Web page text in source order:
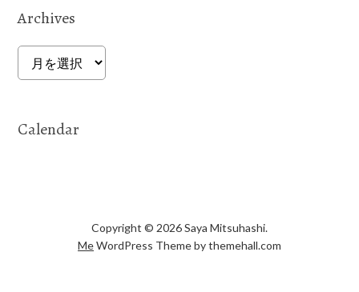
Archives
Archives
Calendar
Copyright © 2026 Saya Mitsuhashi.
MeWordPress Theme by themehall.com